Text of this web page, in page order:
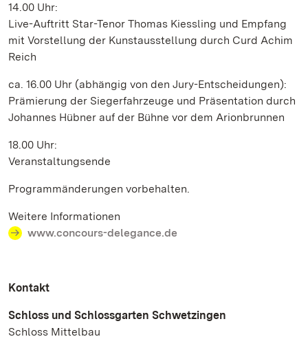
14.00 Uhr:
Live-Auftritt Star-Tenor Thomas Kiessling und Empfang
mit Vorstellung der Kunstausstellung durch Curd Achim
Reich
ca. 16.00 Uhr (abhängig von den Jury-Entscheidungen):
Prämierung der Siegerfahrzeuge und Präsentation durch
Johannes Hübner auf der Bühne vor dem Arionbrunnen
18.00 Uhr:
Veranstaltungsende
Programmänderungen vorbehalten.
Weitere Informationen
www.concours-delegance.de
Kontakt
Schloss und Schlossgarten Schwetzingen
Schloss Mittelbau